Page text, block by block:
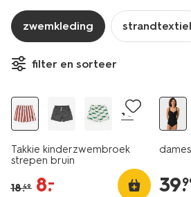
zwemkleding strandtextiel
filter en sorteer
sale
+6
Takkie kinderzwembroek
strepen bruin
18.49 8.
– 39.